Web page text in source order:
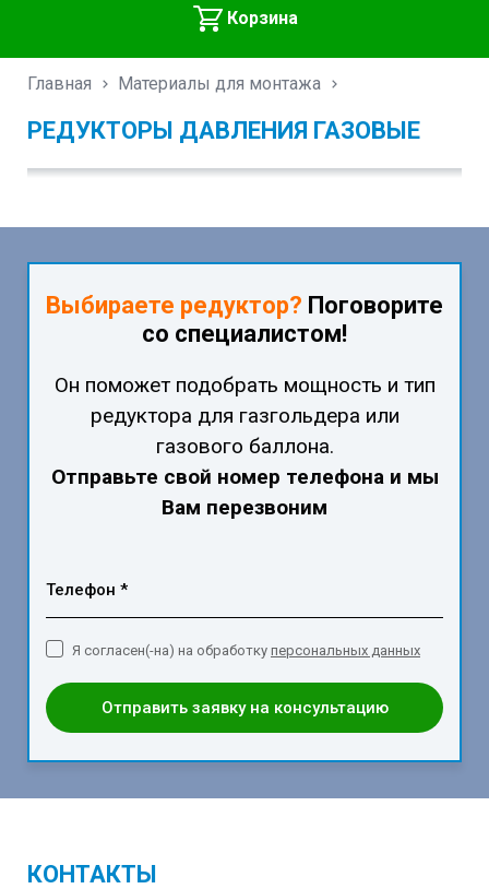
Корзина
Главная Материалы для монтажа
РЕДУКТОРЫ ДАВЛЕНИЯ ГАЗОВЫЕ
Выбираете редуктор? Поговорите
со специалистом!
Он поможет подобрать мощность и тип
редуктора для газгольдера или
газового баллона.
Отправьте свой номер телефона и мы
Вам перезвоним
Телефон *
Отправить заявку на консультацию
Я согласен(-на) на обработку персональных данных
КОНТАКТЫ